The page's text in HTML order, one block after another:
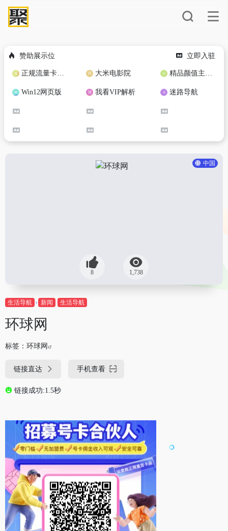
赞助展示位 立即入驻
正规流量卡免费加盟合作 大米电影院 精品颜值主播定制
Win12网页版 我看VIP解析 迷路导航
中国
8 1,738
生活导航 新闻 生活导航
环球网
标签： 环球网
链接直达 手机查看
链接成功:1.5秒